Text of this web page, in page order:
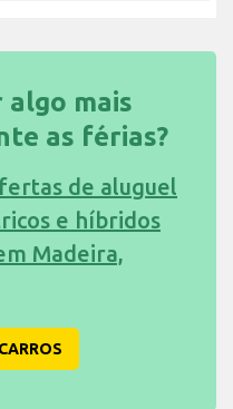
mais
as férias?
de aluguel
e híbridos
Madeira,